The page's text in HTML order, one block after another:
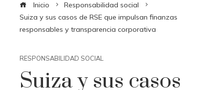
Inicio
Responsabilidad social
Suiza y sus casos de RSE que impulsan finanzas
responsables y transparencia corporativa
RESPONSABILIDAD SOCIAL
Suiza y sus casos